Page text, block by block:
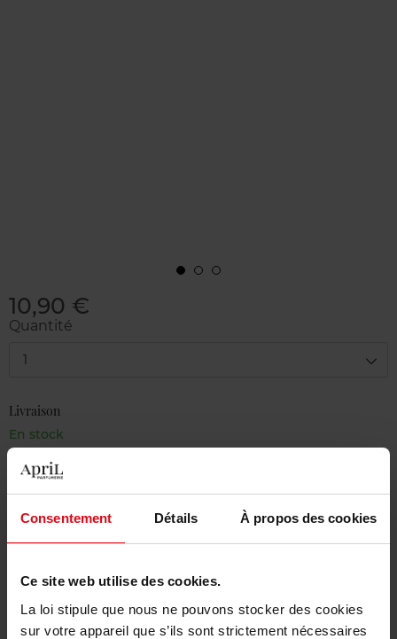
Consentement Détails À propos des cookies
Ce site web utilise des cookies.
La loi stipule que nous ne pouvons stocker des cookies
sur votre appareil que s’ils sont strictement nécessaires
10,90 €
Quantité
1
Livraison
En stock
Livraison gratuite à partir de 50€
Retour gratuit dans votre magasin